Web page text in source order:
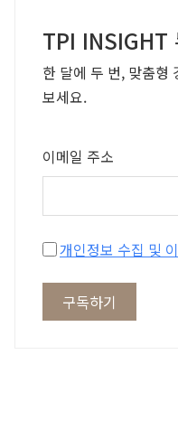
TPI INSIGHT
한 달에 두 번, 맞춤형
보세요.
이메일 주소
개인정
구독하기